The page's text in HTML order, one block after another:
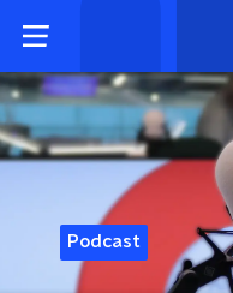
Podcast